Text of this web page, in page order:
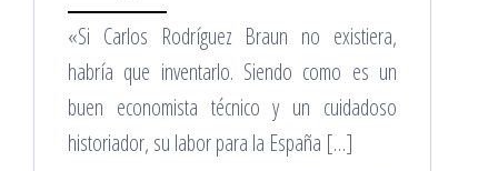
«Si Carlos Rodríguez Braun no existiera,
habría que inventarlo. Siendo como es un
buen economista técnico y un cuidadoso
historiador, su labor para la España […]